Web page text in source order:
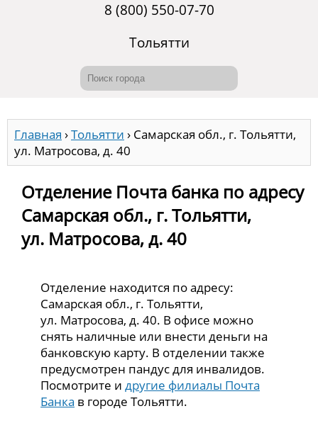
8 (800) 550-07-70
Тольятти
Главная ›Тольятти › Самарская обл., г. Тольятти,
ул. Матросова, д. 40
Отделение Почта банка по адресу
Самарская обл., г. Тольятти,
ул. Матросова, д. 40
Отделение находится по адресу:
Самарская обл., г. Тольятти,
ул. Матросова, д. 40. В офисе можно
снять наличные или внести деньги на
банковскую карту. В отделении также
предусмотрен пандус для инвалидов.
Посмотрите идругие филиалы Почта
Банка в городе Тольятти.